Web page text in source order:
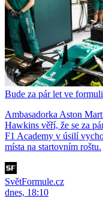
Bude za pár let ve
Ambasadorka Aston
Hawkins věří, že se za
F1 Academy v úsilí
místa na startovním roštu.
SvětFormule.cz
dnes, 18:10